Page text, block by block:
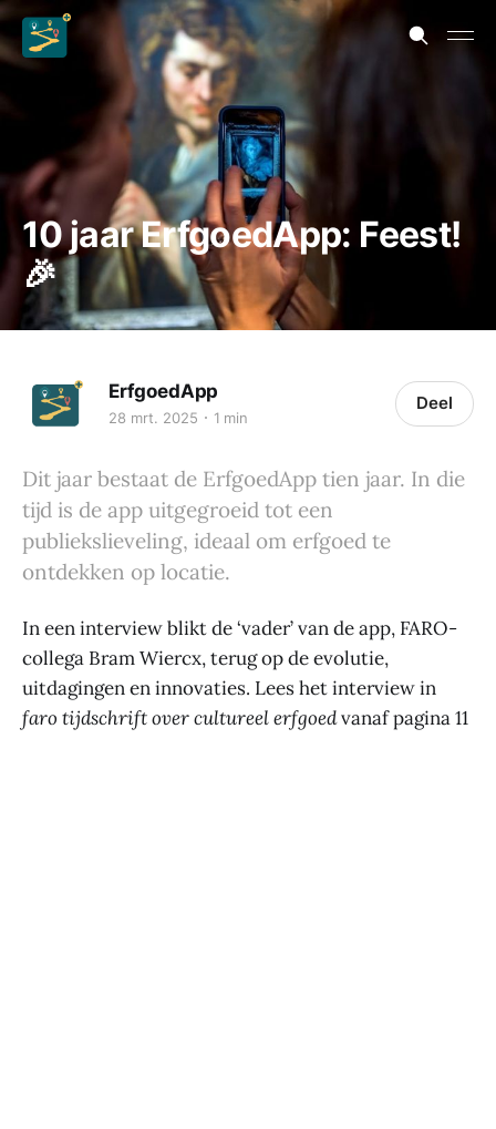
10 jaar ErfgoedApp: Feest!
🎉
ErfgoedApp
28 mrt. 2025 1 min
Deel
Dit jaar bestaat de ErfgoedApp tien jaar. In die
tijd is de app uitgegroeid tot een
publiekslieveling, ideaal om erfgoed te
ontdekken op locatie.
In een interview blikt de ‘vader’ van de app, FARO-
collega Bram Wiercx, terug op de evolutie,
uitdagingen en innovaties. Lees het interview in
faro tijdschrift over cultureel erfgoedvanaf pagina 11